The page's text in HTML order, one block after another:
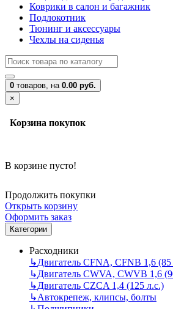
Коврики в салон и багажник
Подлокотник
Тюнинг и аксессуары
Чехлы на сиденья
0 товаров, на 0.00 руб.
×
Корзина покупок
В корзине пусто!
Продолжить покупки
Открыть корзину
Оформить заказ
Категории
Расходники
↳Двигатель CFNA, CFNB 1,6 (85
↳Двигатель CWVA, CWVB 1,6
↳Двигатель CZCA 1,4 (125 л.с.)
↳Автокрепеж, клипсы, болты